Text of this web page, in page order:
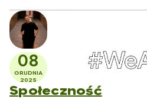
08
GRUDNIA
2025
Społeczność